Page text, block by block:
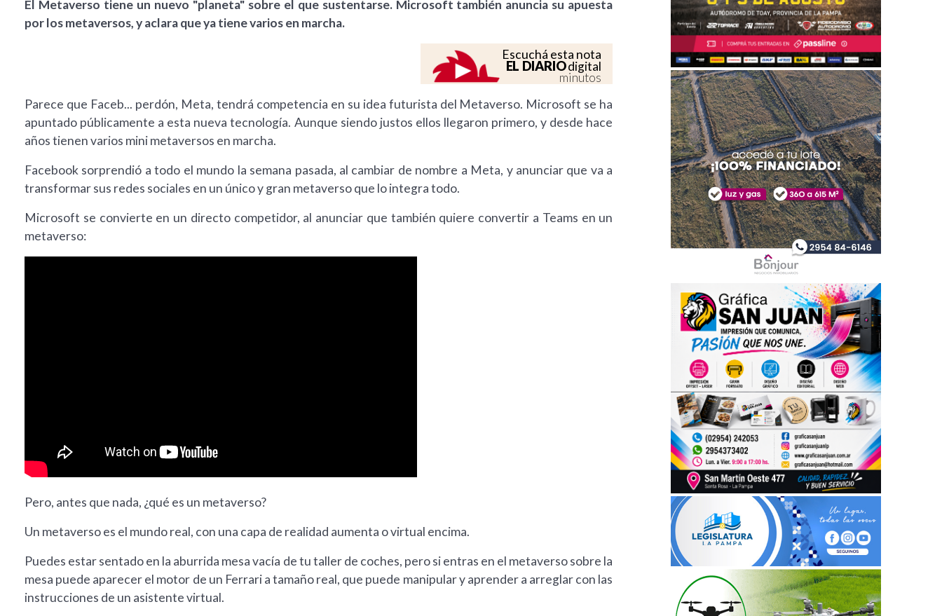
El Metaverso tiene un nuevo "planeta" sobre el que sustentarse. Microsoft también anuncia su apuesta
por los metaversos, y aclara que ya tiene varios en marcha.
Escuchá esta nota
EL DIARIOdigital
minutos
Parece que Faceb... perdón, Meta, tendrá competencia en su idea futurista del Metaverso. Microsoft se ha
apuntado públicamente a esta nueva tecnología. Aunque siendo justos ellos llegaron primero, y desde hace
años tienen varios mini metaversos en marcha.
Facebook sorprendió a todo el mundo la semana pasada, al cambiar de nombre a Meta, y anunciar que va a
transformar sus redes sociales en un único y gran metaverso que lo integra todo.
Microsoft se convierte en un directo competidor, al anunciar que también quiere convertir a Teams en un
metaverso:
Pero, antes que nada, ¿qué es un metaverso?
Un metaverso es el mundo real, con una capa de realidad aumenta o virtual encima.
Puedes estar sentado en la aburrida mesa vacía de tu taller de coches, pero si entras en el metaverso sobre la
mesa puede aparecer el motor de un Ferrari a tamaño real, que puede manipular y aprender a arreglar con las
instrucciones de un asistente virtual.